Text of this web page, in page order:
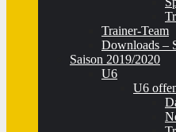
Trainer-Team
Downloads –
Saison 2019/2020
U6
U6